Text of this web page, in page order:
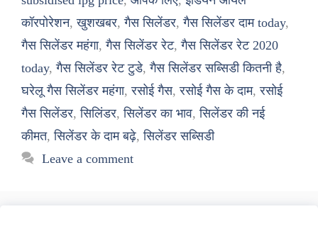
कॉरपोरेशन,खुशखबर,गैस सिलेंडर,गैस सिलेंडर दाम today,
गैस सिलेंडर महंगा,गैस सिलेंडर रेट,गैस सिलेंडर रेट 2020
today,गैस सिलेंडर रेट टुडे,गैस सिलेंडर सब्सिडी कितनी है,
घरेलू गैस सिलेंडर महंगा,रसोई गैस,रसोई गैस के दाम,रसोई
गैस सिलेंडर,सिलिंडर,सिलेंडर का भाव,सिलेंडर की नई
कीमत,सिलेंडर के दाम बढ़े,सिलेंडर सब्सिडी
Leave a comment